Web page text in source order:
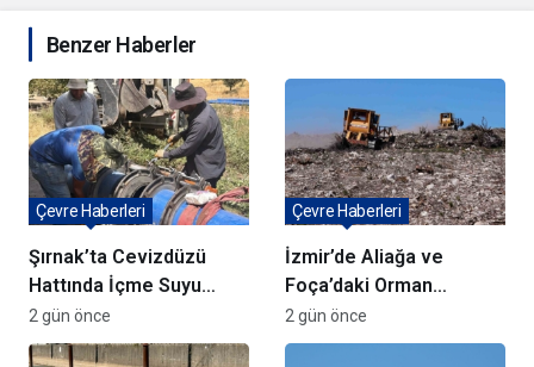
Benzer Haberler
Şırnak’ta Cevizdüzü
Hattında İçme Suyu
Çalışmaları Devam
Ediyor
Çevre Haberleri
2 gün önce
İzmir’de Aliağa ve
Foça’daki Orman
Yangınlarında
Ağaçlandırma Devam
Çevre Haberleri
2 gün önce